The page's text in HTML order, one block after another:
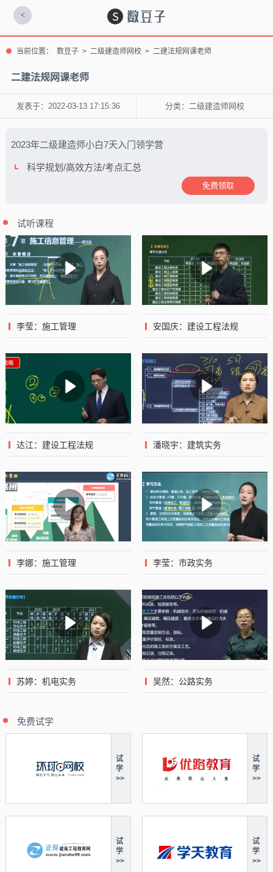
<
当前位置： 数豆子 > 二级建造师网校 > 二建法规网课老师
二建法规网课老师
发表于：2022-03-13 17:15:36 分类： 二级建造师网校
2023年二级建造师小白7天入门领学营
科学规划/高效方法/考点汇总
免费领取
试听课程
李莹：施工管理 安国庆：建设工程法规
达江：建设工程法规 潘晓宇：建筑实务
李娜：施工管理 李莹：市政实务
苏婷：机电实务 吴然：公路实务
免费试学
试
学
>>
试
学
>>
试
学
>>
试
学
>>